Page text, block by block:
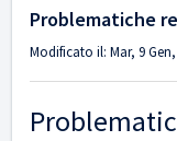
Problematiche
Modificato il: Mar, 9 Gen,